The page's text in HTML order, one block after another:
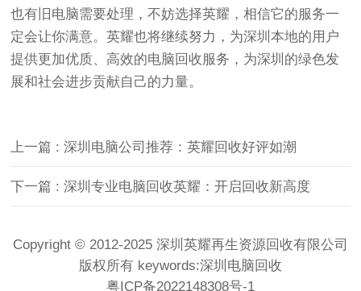
也有旧电脑需要处理，不妨选择英耀，相信它的服务一
定会让你满意。英耀也将继续努力，为深圳本地的用户
提供更加优质、高效的电脑回收服务，为深圳的绿色发
展和社会进步贡献自己的力量。
上一篇 : 深圳电脑公司推荐：英耀回收好评如潮
下一篇 : 深圳专业电脑回收英耀：开启回收新高度
Copyright © 2012-2025 深圳英耀再生资源回收有限公司
版权所有 keywords:深圳电脑回收
粤ICP备2022148308号-1